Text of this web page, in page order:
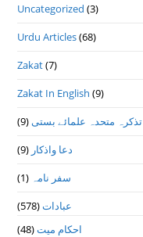
Uncategorized (3)
Urdu Articles(68)
Zakat(7)
Zakat In English (9)
تذكرہ متحدہ علمائے بستى(9)
دعا واذكار (9)
سفر نامہ (1)
عبادات(578)
احکام میت(48)